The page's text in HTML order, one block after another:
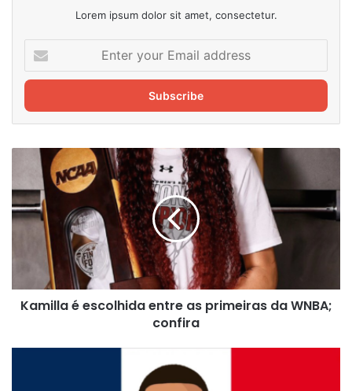
Lorem ipsum dolor sit amet, consectetur.
your
Email
Kamilla
escolhida
entre
as
primeiras
confira
Kamilla é escolhida entre as primeiras da WNBA;
confira